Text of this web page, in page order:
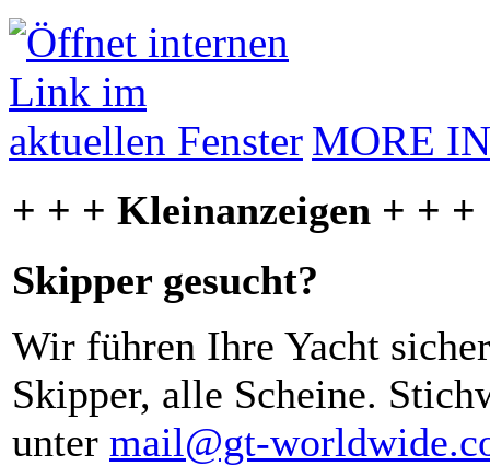
MORE
+ + + Kleinanzeigen + + +
Skipper gesucht?
Wir führen Ihre Yacht
Skipper, alle Scheine.
unter mail@gt-